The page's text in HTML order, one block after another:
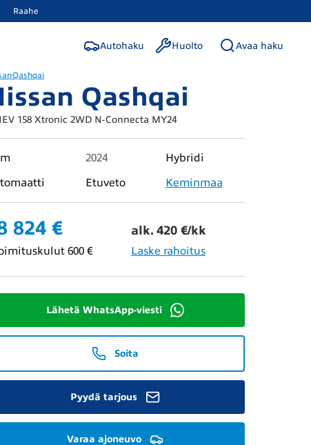
Raahe
Autohaku Huolto Avaa haku
Qashqai
Qashqai
158 Xtronic 2WD N-Connecta MY24
2024
Hybridi
Etuveto Keminmaa
824 € alk. 420 €/kk
600 € Laske rahoitus
Lähetä WhatsApp-viesti
Soita
Pyydä tarjous
Varaa ajoneuvo